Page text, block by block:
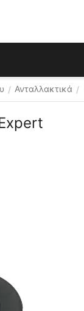
/ Ανταλλακτικά /